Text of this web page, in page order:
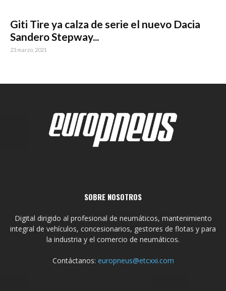
Giti Tire ya calza de serie el nuevo Dacia
Sandero Stepway...
23 marzo, 2021
SOBRE NOSOTROS
Digital dirigido al profesional de neumáticos, mantenimiento
integral de vehículos, concesionarios, gestores de flotas y para
la industria y el comercio de neumáticos.
Contáctanos: europneus@etcxxi.com